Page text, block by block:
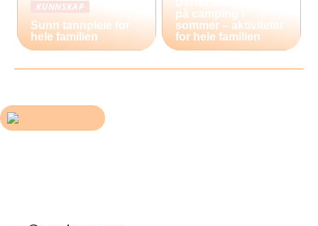
KUNNSKAP
Sunn tannpleie for
hele familien
på camping i
sommer – aktiviteter
for hele familien